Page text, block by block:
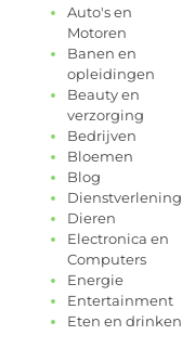
Auto's en
Motoren
Banen en
opleidingen
Beauty en
verzorging
Bedrijven
Bloemen
Blog
Dienstverlening
Dieren
Electronica en
Computers
Energie
Entertainment
Eten en drinken